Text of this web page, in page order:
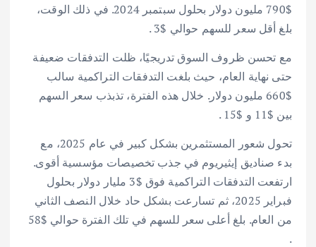
$790 مليون دولار بحلول سبتمبر 2024. في ذلك الوقت،
بلغ أقل سعر للسهم حوالي $3 .
مع تحسن ظروف السوق تدريجيًا، ظلت التدفقات ضعيفة
حتى نهاية العام، حيث بلغت التدفقات التراكمية سالب
$660 مليون دولار. خلال هذه الفترة، تذبذب سعر السهم
بين $11 و $15 .
تحول شعور المستثمرين بشكل كبير في عام 2025، مع
بدء صناديق إيثيريوم في جذب تخصيصات مؤسسية أقوى.
ارتفعت التدفقات التراكمية فوق $3 مليار دولار بحلول
فبراير 2025، ثم تسارعت بشكل حاد خلال النصف الثاني
من العام. بلغ أعلى سعر للسهم في تلك الفترة حوالي $58
.